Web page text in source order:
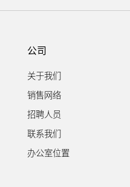
公司
关于我们
销售网络
招聘人员
联系我们
办公室位置